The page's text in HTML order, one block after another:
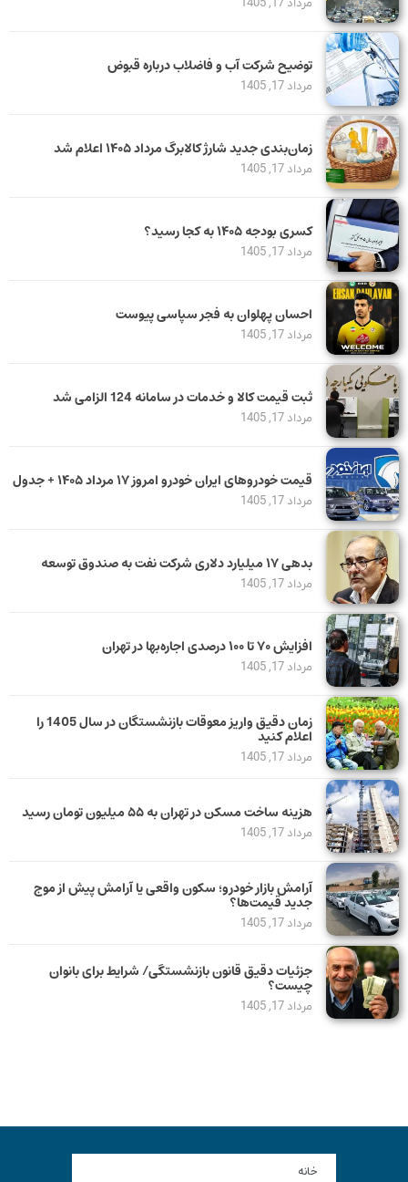
توضیح شرکت آب و فاضلاب درباره قبوض
مرداد 17, 1405
زمان‌بندی جدید شارژ کالابرگ مرداد ۱۴۰۵ اعلام شد
مرداد 17, 1405
کسری بودجه ۱۴۰۵ به کجا رسید؟
مرداد 17, 1405
احسان پهلوان به فجر سپاسی پیوست
مرداد 17, 1405
ثبت قیمت کالا و خدمات در سامانه 124 الزامی شد
مرداد 17, 1405
قیمت خودرو‌های ایران خودرو امروز ۱۷ مرداد ۱۴۰۵ + جدول
مرداد 17, 1405
بدهی ١٧ میلیارد دلاری شرکت نفت به صندوق توسعه
مرداد 17, 1405
افزایش ۷۰ تا ۱۰۰ درصدی اجاره‌بها در تهران
مرداد 17, 1405
زمان دقیق واریز معوقات بازنشستگان در سال 1405 را
اعلام کنید
مرداد 17, 1405
هزینه ساخت مسکن در تهران به ۵۵ میلیون تومان رسید
مرداد 17, 1405
آرامش بازار خودرو؛ سکون واقعی یا آرامش پیش از موج
جدید قیمت‌ها؟
مرداد 17, 1405
جزئیات دقیق قانون بازنشستگی/ شرایط برای بانوان
چیست؟
مرداد 17, 1405
خانه